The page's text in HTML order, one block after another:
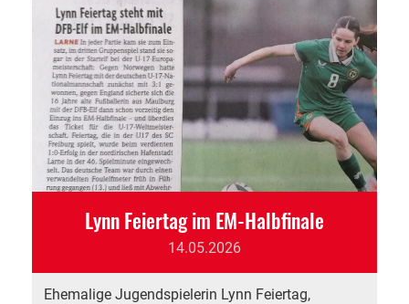
Lynn Feiertag im EM-Halbfinale
14.05.2026
Ehemalige Jugendspielerin Lynn Feiertag,